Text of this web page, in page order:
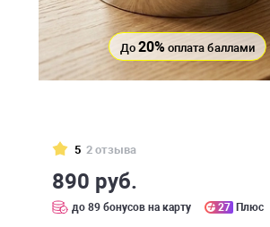
До 20%оплата баллами
5 2 отзыва
890 руб.
до 89 бонусов на карту 27 Плюс